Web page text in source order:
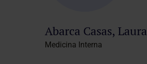
Abarca Casas, Laura
Medicina Interna